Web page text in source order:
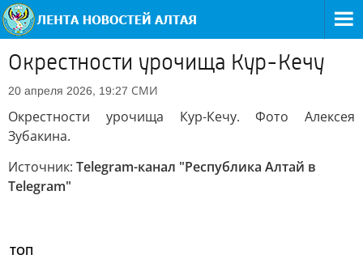
Окрестности урочища Кур-Кечу
20 апреля 2026, 19:27 СМИ
Окрестности урочища Кур-Кечу. Фото Алексея
Зубакина.
Источник: Telegram-канал "Республика Алтай в
Telegram"
ТОП